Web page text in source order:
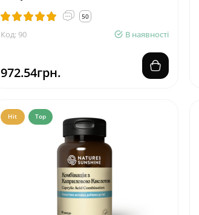
50
Код: 90 В наявності
972.54грн.
Hit Top